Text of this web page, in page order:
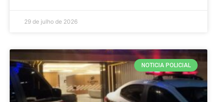
29 de julho de 2026
NOTICIA POLICIAL